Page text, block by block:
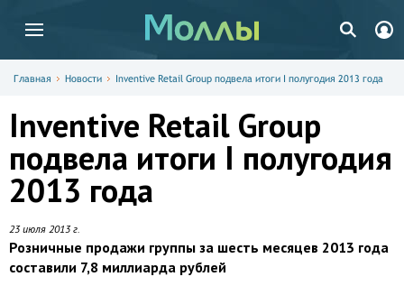
Главная Новости Inventive Retail Group подвела итоги I полугодия 2013 года
Inventive Retail Group
подвела итоги I полугодия
2013 года
23 июля 2013 г.
Розничные продажи группы за шесть месяцев 2013 года
составили 7,8 миллиарда рублей